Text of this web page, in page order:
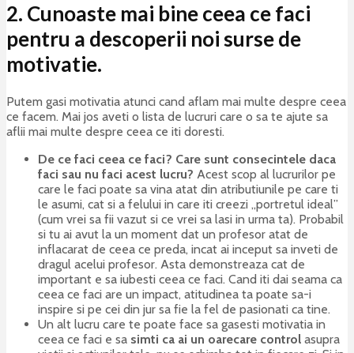
2. Cunoaste mai bine ceea ce faci
pentru a descoperii noi surse de
motivatie.
Putem gasi motivatia atunci cand aflam mai multe despre ceea
ce facem. Mai jos aveti o lista de lucruri care o sa te ajute sa
aflii mai multe despre ceea ce iti doresti.
De ce faci ceea ce faci? Care sunt consecintele daca
faci sau nu faci acest lucru? Acest scop al lucrurilor pe
care le faci poate sa vina atat din atributiunile pe care ti
le asumi, cat si a felului in care iti creezi „portretul ideal”
(cum vrei sa fii vazut si ce vrei sa lasi in urma ta). Probabil
si tu ai avut la un moment dat un profesor atat de
inflacarat de ceea ce preda, incat ai inceput sa inveti de
dragul acelui profesor. Asta demonstreaza cat de
important e sa iubesti ceea ce faci. Cand iti dai seama ca
ceea ce faci are un impact, atitudinea ta poate sa-i
inspire si pe cei din jur sa fie la fel de pasionati ca tine.
Un alt lucru care te poate face sa gasesti motivatia in
ceea ce faci e sa simti ca ai un oarecare control asupra